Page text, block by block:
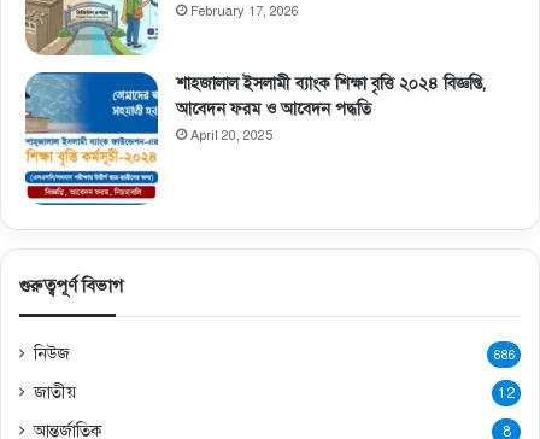
February 17, 2026
শাহজালাল ইসলামী ব্যাংক শিক্ষা বৃত্তি ২০২৪ বিজ্ঞপ্তি,
আবেদন ফরম ও আবেদন পদ্ধতি
April 20, 2025
গুরুত্বপূর্ণ বিভাগ
নিউজ 686
জাতীয় 12
আন্তর্জাতিক 8